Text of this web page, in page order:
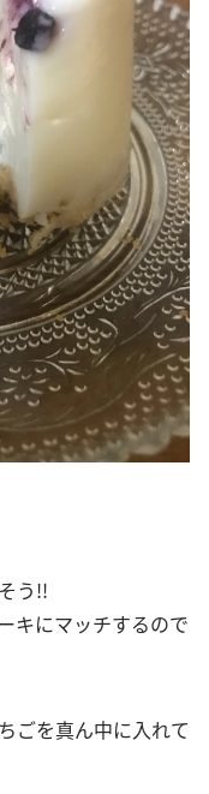
う!!
キにマッチするので
ごを真ん中に入れて